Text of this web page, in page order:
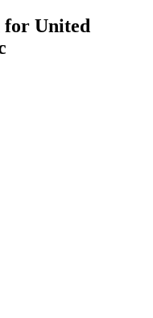
for United